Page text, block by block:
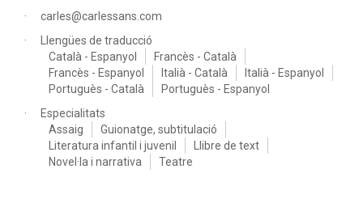
carles@carlessans.com
Llengües de traducció
Català - Espanyol
Francès - Català
Francès - Espanyol
Italià - Català
Italià - Espanyol
Portuguès - Català
Portuguès - Espanyol
Especialitats
Assaig
Guionatge, subtitulació
Literatura infantil i juvenil
Llibre de text
Novel·la i narrativa
Teatre